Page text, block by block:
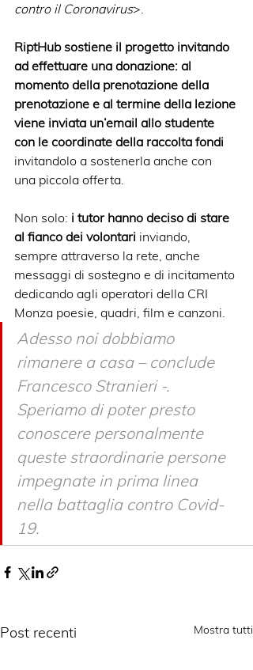
contro il Coronavirus>.
RiptHub sostiene il progetto invitando
ad effettuare una donazione: al
momento della prenotazione della
prenotazione e al termine della lezione
viene inviata un’email allo studente
con le coordinate della raccolta fondi
invitandolo a sostenerla anche con
una piccola offerta.
Non solo: i tutor hanno deciso di stare
al fianco dei volontari inviando,
sempre attraverso la rete, anche
messaggi di sostegno e di incitamento
dedicando agli operatori della CRI
Monza poesie, quadri, film e canzoni.
Adesso noi dobbiamo
rimanere a casa – conclude
Francesco Stranieri -.
Speriamo di poter presto
conoscere personalmente
queste straordinarie persone
impegnate in prima linea
nella battaglia contro Covid-
19.
Post recenti Mostra tutti